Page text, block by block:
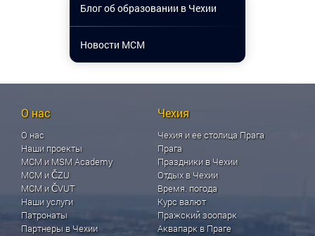
Блог об образовании в Чехии
Новости МСМ
О нас
О нас
Наши проекты
МСМ и MSM Academy
МСМ и ČZU
МСМ и ČVUT
Наши услуги
Патронаты
Партнеры в Чехии
Чехия
Чехия и ее столица Прага
Прага
Праздники в Чехии
Отдых в Чехии
Время. погода
Курс валют
Пражский зоопарк
Аквапарк в Праге